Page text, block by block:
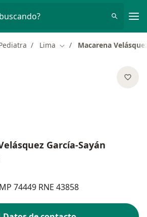
Lima Cambiar de ciudad
Macarena
García-Sayán
74449 RNE 43858